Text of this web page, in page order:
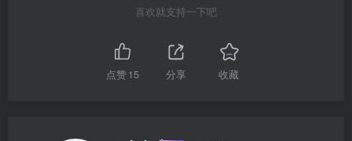
喜欢就支持一下吧
点赞15 分享 收藏